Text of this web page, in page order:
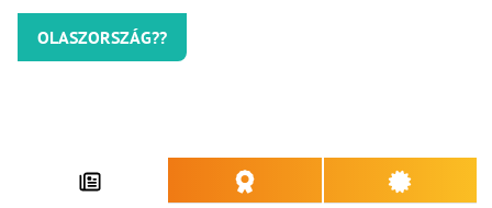
OLASZORSZÁG??